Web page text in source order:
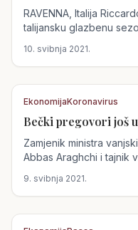
RAVENNA, Italija Riccardo Muti ponovno je otvorio
talijansku glazbenu
10. svibnja 2021.
EkonomijaKoronavirus
Bečki pregovori još
Zamjenik ministra
Abbas Araghchi i tajnik
9. svibnja 2021.